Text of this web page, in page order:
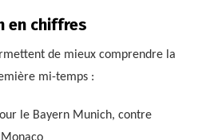
en chiffres
de mieux comprendre la
mi-temps :
le Bayern Munich, contre